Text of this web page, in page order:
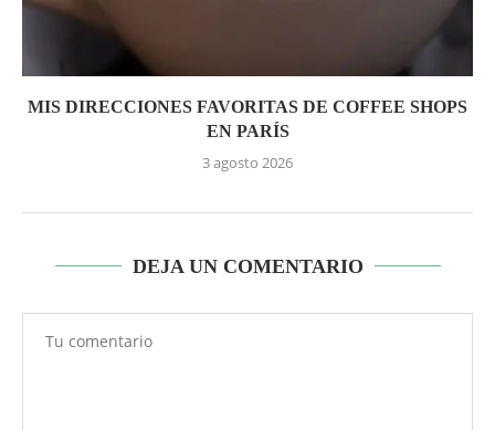
MIS DIRECCIONES FAVORITAS DE COFFEE SHOPS
EN PARÍS
3 agosto 2026
DEJA UN COMENTARIO